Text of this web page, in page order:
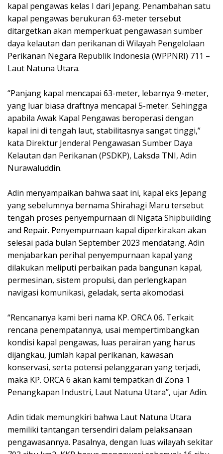
kapal pengawas kelas I dari Jepang. Penambahan satu
kapal pengawas berukuran 63-meter tersebut
ditargetkan akan memperkuat pengawasan sumber
daya kelautan dan perikanan di Wilayah Pengelolaan
Perikanan Negara Republik Indonesia (WPPNRI) 711 –
Laut Natuna Utara.
“Panjang kapal mencapai 63-meter, lebarnya 9-meter,
yang luar biasa draftnya mencapai 5-meter. Sehingga
apabila Awak Kapal Pengawas beroperasi dengan
kapal ini di tengah laut, stabilitasnya sangat tinggi,”
kata Direktur Jenderal Pengawasan Sumber Daya
Kelautan dan Perikanan (PSDKP), Laksda TNI, Adin
Nurawaluddin.
Adin menyampaikan bahwa saat ini, kapal eks Jepang
yang sebelumnya bernama Shirahagi Maru tersebut
tengah proses penyempurnaan di Nigata Shipbuilding
and Repair. Penyempurnaan kapal diperkirakan akan
selesai pada bulan September 2023 mendatang. Adin
menjabarkan perihal penyempurnaan kapal yang
dilakukan meliputi perbaikan pada bangunan kapal,
permesinan, sistem propulsi, dan perlengkapan
navigasi komunikasi, geladak, serta akomodasi.
“Rencananya kami beri nama KP. ORCA 06. Terkait
rencana penempatannya, usai mempertimbangkan
kondisi kapal pengawas, luas perairan yang harus
dijangkau, jumlah kapal perikanan, kawasan
konservasi, serta potensi pelanggaran yang terjadi,
maka KP. ORCA 6 akan kami tempatkan di Zona 1
Penangkapan Industri, Laut Natuna Utara”, ujar Adin.
Adin tidak memungkiri bahwa Laut Natuna Utara
memiliki tantangan tersendiri dalam pelaksanaan
pengawasannya. Pasalnya, dengan luas wilayah sekitar